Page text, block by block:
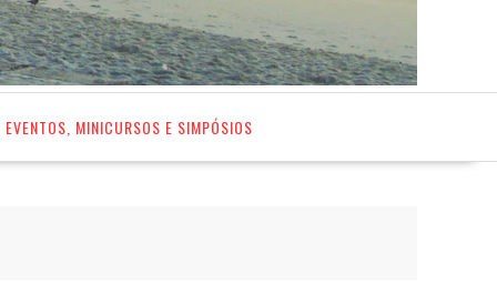
EVENTOS, MINICURSOS E SIMPÓSIOS